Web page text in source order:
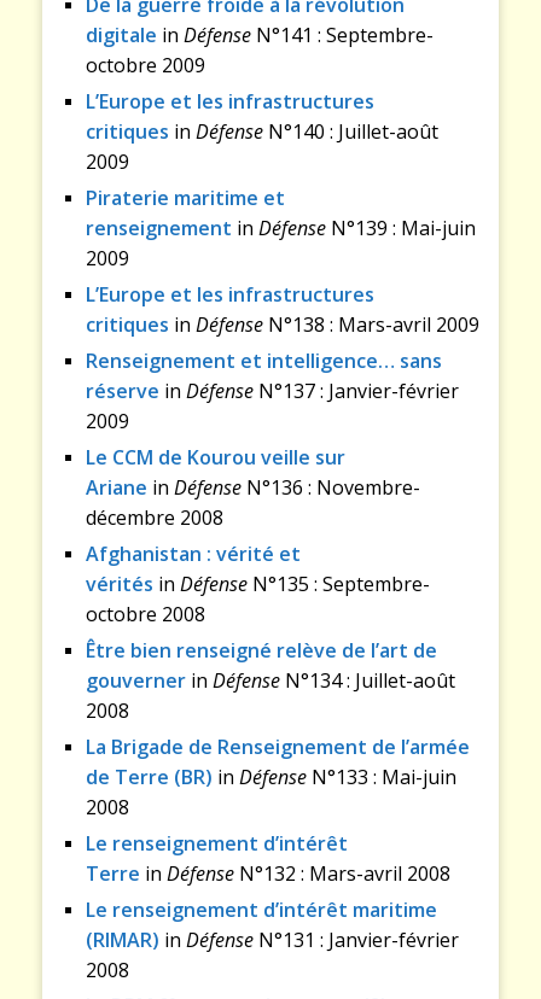
digitale in Défense N°141 : Septembre-
octobre 2009
L’Europe et les infrastructures
critiques in Défense N°140 : Juillet-août
2009
Piraterie maritime et
renseignement in Défense N°139 : Mai-juin
2009
L’Europe et les infrastructures
critiques in Défense N°138 : Mars-avril 2009
Renseignement et intelligence… sans
réserve in Défense N°137 : Janvier-février
2009
Le CCM de Kourou veille sur
Ariane in Défense N°136 : Novembre-
décembre 2008
Afghanistan : vérité et
vérités in Défense N°135 : Septembre-
octobre 2008
Être bien renseigné relève de l’art de
gouverner in Défense N°134 : Juillet-août
2008
La Brigade de Renseignement de l’armée
de Terre (BR) in Défense N°133 : Mai-juin
2008
Le renseignement d’intérêt
Terre in Défense N°132 : Mars-avril 2008
Le renseignement d’intérêt maritime
(RIMAR) in Défense N°131 : Janvier-février
2008